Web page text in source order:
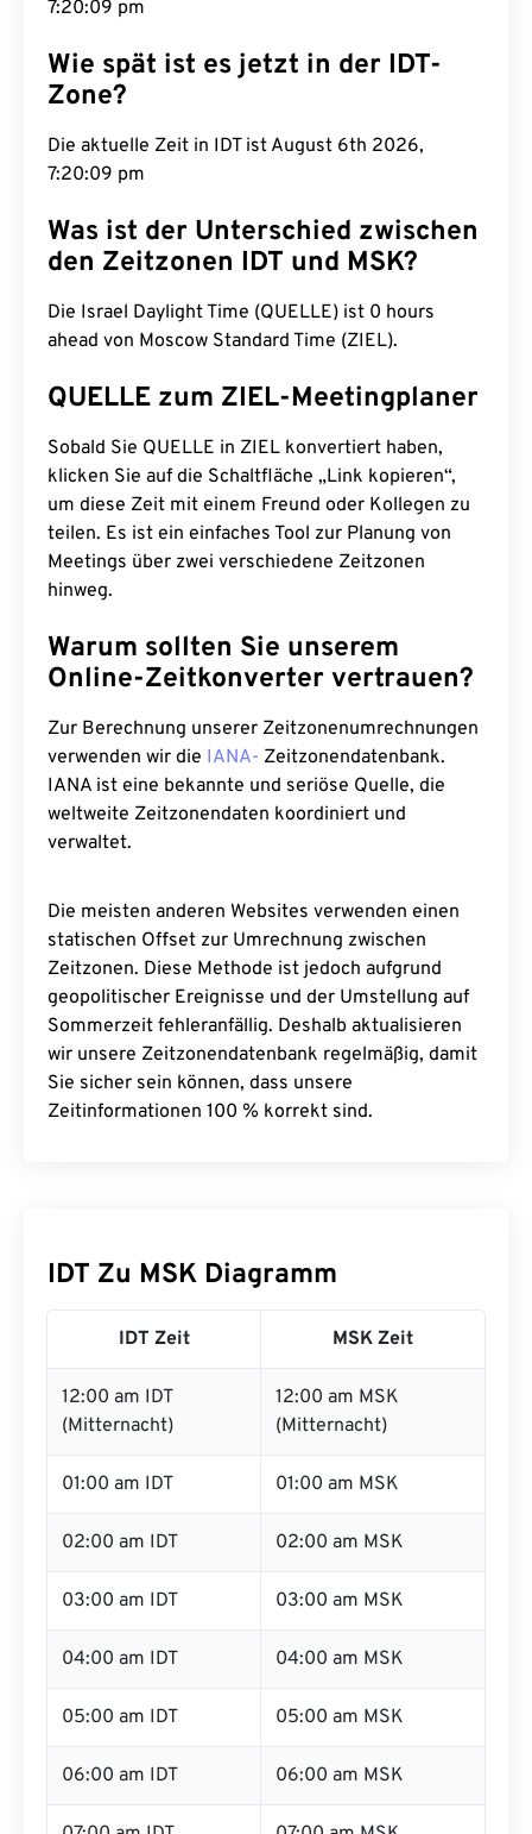
7:20:10 pm
Wie spät ist es jetzt in der IDT-
Zone?
Die aktuelle Zeit in IDT ist August 6th 2026,
7:20:10 pm
Was ist der Unterschied zwischen
den Zeitzonen IDT und MSK?
Die Israel Daylight Time (QUELLE) ist 0 hours
ahead von Moscow Standard Time (ZIEL).
QUELLE zum ZIEL-Meetingplaner
Sobald Sie QUELLE in ZIEL konvertiert haben,
klicken Sie auf die Schaltfläche „Link kopieren“,
um diese Zeit mit einem Freund oder Kollegen zu
teilen. Es ist ein einfaches Tool zur Planung von
Meetings über zwei verschiedene Zeitzonen
hinweg.
Warum sollten Sie unserem
Online-Zeitkonverter vertrauen?
Zur Berechnung unserer Zeitzonenumrechnungen
verwenden wir die IANA- Zeitzonendatenbank.
IANA ist eine bekannte und seriöse Quelle, die
weltweite Zeitzonendaten koordiniert und
verwaltet.
Die meisten anderen Websites verwenden einen
statischen Offset zur Umrechnung zwischen
Zeitzonen. Diese Methode ist jedoch aufgrund
geopolitischer Ereignisse und der Umstellung auf
Sommerzeit fehleranfällig. Deshalb aktualisieren
wir unsere Zeitzonendatenbank regelmäßig, damit
Sie sicher sein können, dass unsere
Zeitinformationen 100 % korrekt sind.
IDT Zu MSK Diagramm
IDT Zeit MSK Zeit
12:00 am IDT
(Mitternacht)
12:00 am MSK
(Mitternacht)
01:00 am IDT 01:00 am MSK
02:00 am IDT 02:00 am MSK
03:00 am IDT 03:00 am MSK
04:00 am IDT 04:00 am MSK
05:00 am IDT 05:00 am MSK
06:00 am IDT 06:00 am MSK